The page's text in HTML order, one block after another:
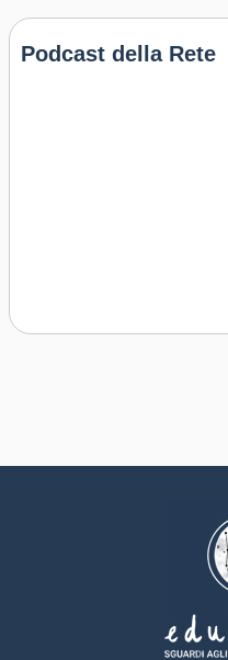
Podcast della Rete